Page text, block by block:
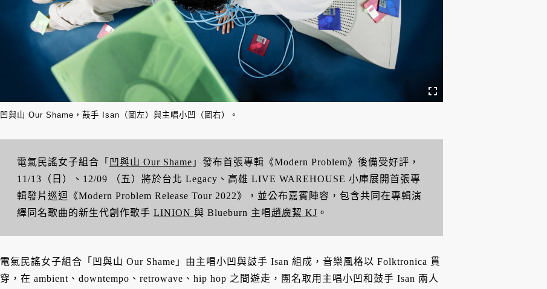
凹與山 Our Shame， 鼓手 Isan（圖左）與主唱小凹（圖右）。
電氣民謠女子組合「 凹與山 Our Shame 」發布首張專輯《Modern Problem》後備受好評，
11/13（日）、12/09 （五）將於台北 Legacy、高雄 LIVE WAREHOUSE 小庫展開首張專
輯發片巡迴《Modern Problem Release Tour 2022》，並公布嘉賓陣容，包含共同在專輯演
繹同名歌曲的新生代創作歌手 LINION 與 Blueburn 主唱趙廣絜 KJ 。
電氣民謠女子組合「凹與山 Our Shame」由主唱小凹與鼓手 Isan 組成，音樂風格以 Folktronica 貫
穿，在 ambient、downtempo、retrowave、hip hop 之間遊走，團名取用主唱小凹和鼓手 Isan 兩人